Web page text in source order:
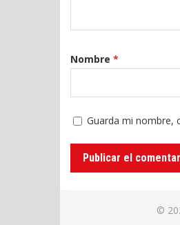
Nombre *
Guarda mi nombre,
©